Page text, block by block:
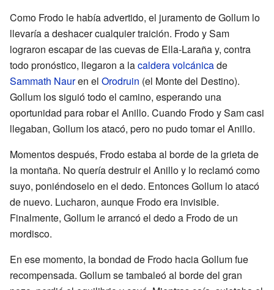
Como Frodo le había advertido, el juramento de Gollum lo
llevaría a deshacer cualquier traición. Frodo y Sam
lograron escapar de las cuevas de Ella-Laraña y, contra
todo pronóstico, llegaron a lacaldera volcánicade
Sammath Nauren el Orodruin (el Monte del Destino).
Gollum los siguió todo el camino, esperando una
oportunidad para robar el Anillo. Cuando Frodo y Sam casi
llegaban, Gollum los atacó, pero no pudo tomar el Anillo.
Momentos después, Frodo estaba al borde de la grieta de
la montaña. No quería destruir el Anillo y lo reclamó como
suyo, poniéndoselo en el dedo. Entonces Gollum lo atacó
de nuevo. Lucharon, aunque Frodo era invisible.
Finalmente, Gollum le arrancó el dedo a Frodo de un
mordisco.
En ese momento, la bondad de Frodo hacia Gollum fue
recompensada. Gollum se tambaleó al borde del gran